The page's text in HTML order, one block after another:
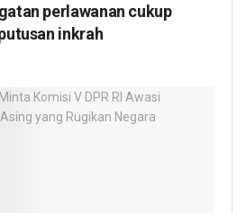
perlawanan cukup
inkrah